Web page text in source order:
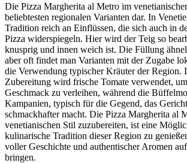
Die Pizza Margherita al Metro im
beliebtesten regionalen Varianten dar. In
Tradition reich an Einflüssen, die sich auch in
Pizza widerspiegeln. Hier wird der Teig so
knusprig und innen weich ist. Die Füllung
aber oft findet man Varianten mit der Zugabe
die Verwendung typischer Kräuter der Region.
Zubereitung wird frische Tomate verwendet,
Geschmack zu verleihen, während die
Kampanien, typisch für die Gegend, das
schmackhafter macht. Die Pizza Margherita al
venetianischen Stil zuzubereiten, ist eine
kulinarische Tradition dieser Region zu
voller Geschichte und authentischer Aromen
bringen.